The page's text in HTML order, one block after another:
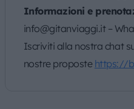
Informazioni e
info@gitanviaggi.it –
Iscriviti alla nostra chat
nostre proposte https://